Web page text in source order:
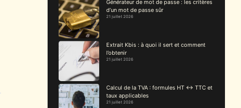
Générateur de mot de passe : les critères
d’un mot de passe sûr
21 juillet 2026
Extrait Kbis : à quoi il sert et comment
l’obtenir
21 juillet 2026
Calcul de la TVA : formules HT ↔ TTC et
taux applicables
21 juillet 2026